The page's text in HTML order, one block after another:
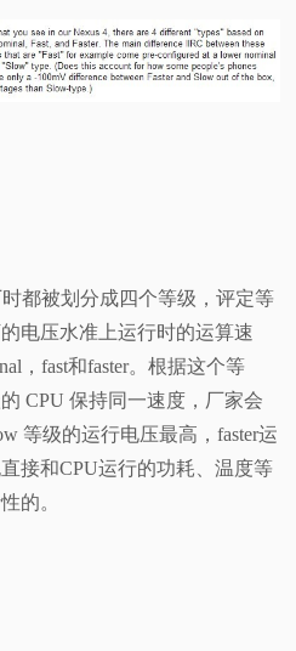
都被划分成四个等级，评定等
电压水准上运行时的运算速
，fast和faster。根据这个等
CPU 保持同一速度，厂家会
等级的运行电压最高，faster运
接和CPU运行的功耗、温度等
的。